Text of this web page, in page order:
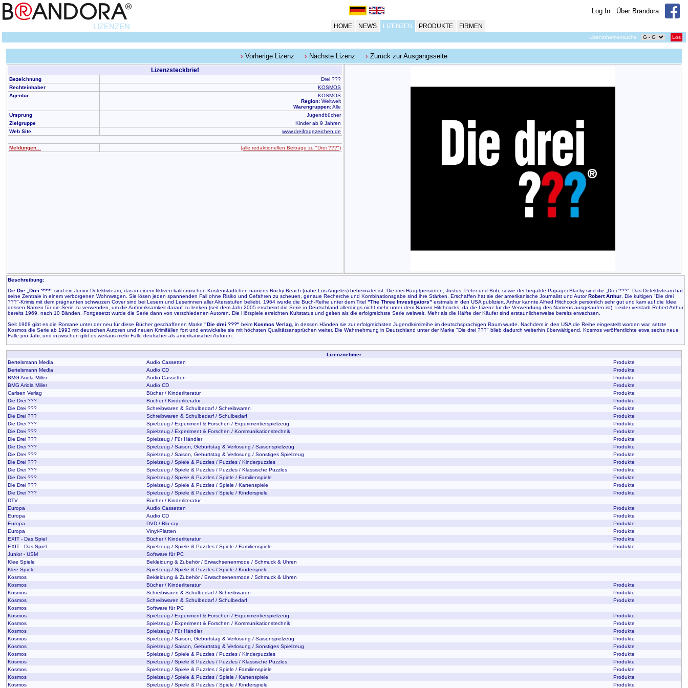
Log In Über Brandora
LIZENZEN HOME NEWS LIZENZEN PRODUKTE FIRMEN
Lizenzthemensuche Los
Vorherige Lizenz Nächste Lizenz Zurück zur Ausgangsseite
Lizenzsteckbrief
Bezeichnung
Drei ???
Rechteinhaber
KOSMOS
Agentur
KOSMOS
Region: Weltweit
Warengruppen:Alle
Ursprung
Jugendbücher
Zielgruppe
Kinder ab 9 Jahren
Web Site
www.dreifragezeichen.de
Meldungen... (alle redaktionellen Beiträge zu "Drei ???")
Beschreibung:
Die Die „Drei ???“ sind ein Junior-Detektivteam, das in einem fiktiven kalifornischen Küstenstädtchen namens Rocky Beach (nahe Los Angeles) beheimatet ist. Die drei Hauptpersonen, Justus, Peter und Bob, sowie der begabte Papagei Blacky sind die „Drei ???“. Das Detektivteam hat
seine Zentrale in einem verborgenen Wohnwagen. Sie lösen jeden spannenden Fall ohne Risiko und Gefahren zu scheuen, genaue Recherche und Kombinationsgabe sind ihre Stärken. Erschaffen hat sie der amerikanische Journalist und AutorRobert Arthur . Die kultigen "Die drei
???"-Krimis mit dem prägnanten schwarzen Cover sind bei Lesern und Leserinnen aller Altersstufen beliebt. 1964 wurde die Buch-Reihe unter dem Titel "The Three Investigators" erstmals in den USA publiziert. Arthur kannte Alfred Hitchcock persönlich sehr gut und kam auf die Idee,
dessen Namen für die Serie zu verwenden, um die Aufmerksamkeit darauf zu lenken (seit dem Jahr 2005 erscheint die Serie in Deutschland allerdings nicht mehr unter dem Namen Hitchcocks, da die Lizenz für die Verwendung des Namens ausgelaufen ist). Leider verstarb Robert Arthur
bereits 1969, nach 10 Bänden. Fortgesetzt wurde die Serie dann von verschiedenen Autoren. Die Hörspiele erreichten Kultstatus und gelten als die erfolgreichste Serie weltweit. Mehr als die Hälfte der Käufer sind erstaunlicherweise bereits erwachsen.
Seit 1968 gibt es die Romane unter der neu für diese Bücher geschaffenen Marke "Die drei ???" beim Kosmos Verlag , in dessen Händen sie zur erfolgreichsten Jugendkrimireihe im deutschsprachigen Raum wurde. Nachdem in den USA die Reihe eingestellt worden war, setzte
Kosmos die Serie ab 1993 mit deutschen Autoren und neuen Krimifällen fort und entwickelte sie mit höchsten Qualitätsansprüchen weiter. Die Wahrnehmung in Deutschland unter der Marke "Die drei ???" blieb dadurch weiterhin überwältigend. Kosmos veröffentlichte etwa sechs neue
Fälle pro Jahr, und inzwischen gibt es weitaus mehr Fälle deutscher als amerikanischer Autoren.
Lizenznehmer
Bertelsmann Media
Audio Cassetten
Produkte
Bertelsmann Media
Audio CD
Produkte
BMG Ariola Miller
Audio Cassetten
Produkte
BMG Ariola Miller
Audio CD
Produkte
Carlsen Verlag
Bücher / Kinderliteratur
Produkte
Die Drei ???
Bücher / Kinderliteratur
Produkte
Die Drei ???
Schreibwaren & Schulbedarf / Schreibwaren
Produkte
Die Drei ???
Schreibwaren & Schulbedarf / Schulbedarf
Produkte
Die Drei ???
Spielzeug / Experiment & Forschen / Experimentierspielzeug
Produkte
Die Drei ???
Spielzeug / Experiment & Forschen / Kommunikationstechnik
Produkte
Die Drei ???
Spielzeug / Für Händler
Produkte
Die Drei ???
Spielzeug / Saison, Geburtstag & Verlosung / Saisonspielzeug
Produkte
Die Drei ???
Spielzeug / Saison, Geburtstag & Verlosung / Sonstiges Spielzeug
Produkte
Die Drei ???
Spielzeug / Spiele & Puzzles / Puzzles / Kinderpuzzles
Produkte
Die Drei ???
Spielzeug / Spiele & Puzzles / Puzzles / Klassische Puzzles
Produkte
Die Drei ???
Spielzeug / Spiele & Puzzles / Spiele / Familienspiele
Produkte
Die Drei ???
Spielzeug / Spiele & Puzzles / Spiele / Kartenspiele
Produkte
Die Drei ???
Spielzeug / Spiele & Puzzles / Spiele / Kinderspiele
Produkte
DTV
Bücher / Kinderliteratur
Europa
Audio Cassetten
Produkte
Europa
Audio CD
Produkte
Europa
DVD / Blu-ray
Produkte
Europa
Vinyl-Platten
Produkte
EXIT - Das Spiel
Bücher / Kinderliteratur
Produkte
EXIT - Das Spiel
Spielzeug / Spiele & Puzzles / Spiele / Familienspiele
Produkte
Junior - USM
Software für PC
Klee Spiele
Bekleidung & Zubehör / Erwachsenenmode / Schmuck & Uhren
Klee Spiele
Spielzeug / Spiele & Puzzles / Spiele / Kinderspiele
Kosmos
Bekleidung & Zubehör / Erwachsenenmode / Schmuck & Uhren
Kosmos
Bücher / Kinderliteratur
Produkte
Kosmos
Schreibwaren & Schulbedarf / Schreibwaren
Produkte
Kosmos
Schreibwaren & Schulbedarf / Schulbedarf
Produkte
Kosmos
Software für PC
Kosmos
Spielzeug / Experiment & Forschen / Experimentierspielzeug
Produkte
Kosmos
Spielzeug / Experiment & Forschen / Kommunikationstechnik
Produkte
Kosmos
Spielzeug / Für Händler
Produkte
Kosmos
Spielzeug / Saison, Geburtstag & Verlosung / Saisonspielzeug
Produkte
Kosmos
Spielzeug / Saison, Geburtstag & Verlosung / Sonstiges Spielzeug
Produkte
Kosmos
Spielzeug / Spiele & Puzzles / Puzzles / Kinderpuzzles
Produkte
Kosmos
Spielzeug / Spiele & Puzzles / Puzzles / Klassische Puzzles
Produkte
Kosmos
Spielzeug / Spiele & Puzzles / Spiele / Familienspiele
Produkte
Kosmos
Spielzeug / Spiele & Puzzles / Spiele / Kartenspiele
Produkte
Kosmos
Spielzeug / Spiele & Puzzles / Spiele / Kinderspiele Produkte